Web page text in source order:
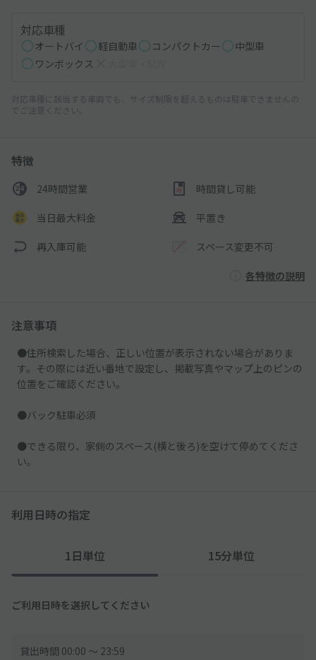
対応車種
オートバイ 軽自動車 コンパクトカー
中型車
ワンボックス
対応車種に該当する車両でも、サイズ制限を超えるものは駐車できませんの
でご注意ください。
特徴
24時間営業 時間貸し可能
当日最大料金 平置き
再入庫可能 スペース変更不可
各特徴の説明
注意事項
●住所検索した場合、正しい位置が表示されない場合がありま
す。その際には近い番地で設定し、掲載写真やマップ上のピンの
位置をご確認ください。
●バック駐車必須
●できる限り、家側のスペース(横と後ろ)を空けて停めてくださ
い。
利用日時の指定
1日単位 15分単位
ご利用日時を選択してください
貸出時間 00:00 〜 23:59